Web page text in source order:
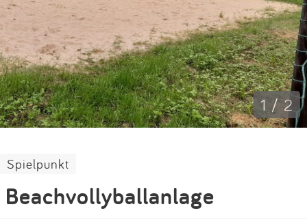
Kontakt
Impressum
Anmelden 1 / 2
Spielpunkt
Beachvollyballanlage